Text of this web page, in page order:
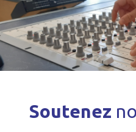
Soutenez